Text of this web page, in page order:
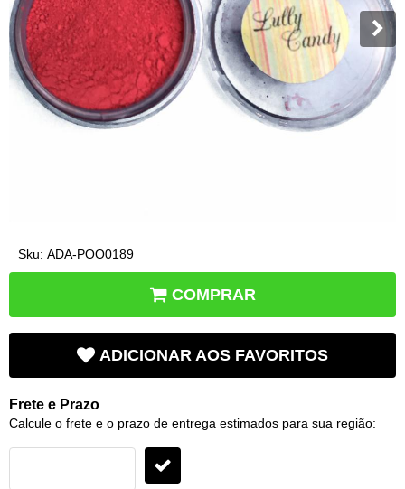
Sku: ADA-POO0189
COMPRAR
ADICIONAR AOS FAVORITOS
Frete e Prazo
Calcule o frete e o prazo de entrega estimados para sua região: